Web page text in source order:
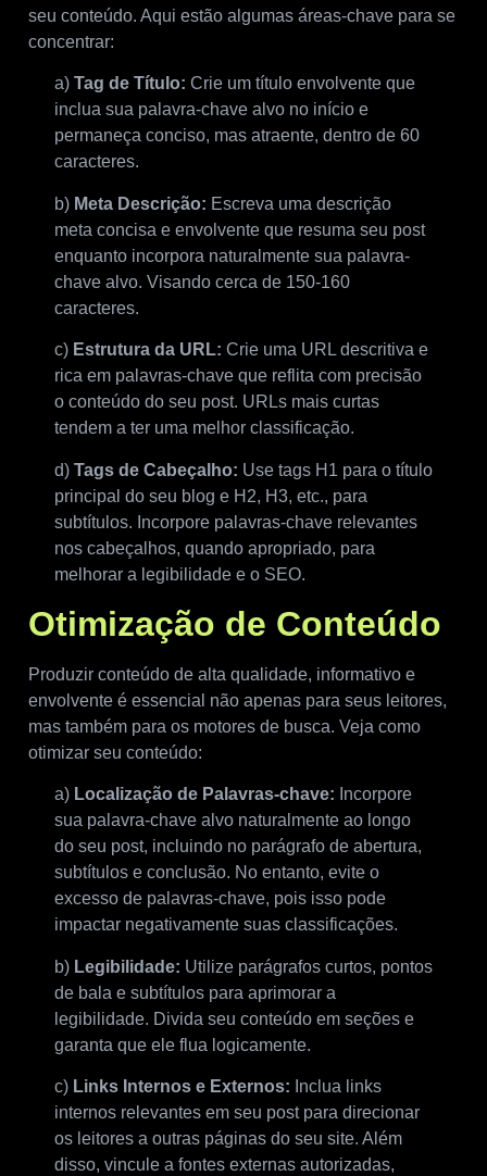
seu conteúdo. Aqui estão algumas áreas-chave para se
concentrar:
a) Tag de Título: Crie um título envolvente que
inclua sua palavra-chave alvo no início e
permaneça conciso, mas atraente, dentro de 60
caracteres.
b) Meta Descrição: Escreva uma descrição
meta concisa e envolvente que resuma seu post
enquanto incorpora naturalmente sua palavra-
chave alvo. Visando cerca de 150-160
caracteres.
c) Estrutura da URL: Crie uma URL descritiva e
rica em palavras-chave que reflita com precisão
o conteúdo do seu post. URLs mais curtas
tendem a ter uma melhor classificação.
d) Tags de Cabeçalho: Use tags H1 para o título
principal do seu blog e H2, H3, etc., para
subtítulos. Incorpore palavras-chave relevantes
nos cabeçalhos, quando apropriado, para
melhorar a legibilidade e o SEO.
Otimização de Conteúdo
Produzir conteúdo de alta qualidade, informativo e
envolvente é essencial não apenas para seus leitores,
mas também para os motores de busca. Veja como
otimizar seu conteúdo:
a) Localização de Palavras-chave: Incorpore
sua palavra-chave alvo naturalmente ao longo
do seu post, incluindo no parágrafo de abertura,
subtítulos e conclusão. No entanto, evite o
excesso de palavras-chave, pois isso pode
impactar negativamente suas classificações.
b) Legibilidade: Utilize parágrafos curtos, pontos
de bala e subtítulos para aprimorar a
legibilidade. Divida seu conteúdo em seções e
garanta que ele flua logicamente.
c) Links Internos e Externos: Inclua links
internos relevantes em seu post para direcionar
os leitores a outras páginas do seu site. Além
disso, vincule a fontes externas autorizadas,